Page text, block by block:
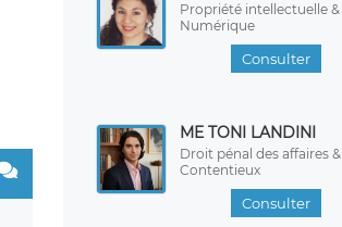
Propriété intellectuelle &
Numérique
Consulter
ME TONI LANDINI
Droit pénal des affaires &
Contentieux
Consulter